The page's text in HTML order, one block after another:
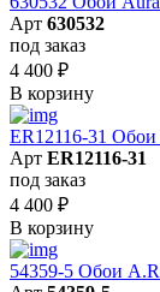
Арт 630532
под заказ
4 400 ₽
В корзину
ER12116-31
Арт ER12116-31
под заказ
4 400 ₽
В корзину
54359-5 Обои